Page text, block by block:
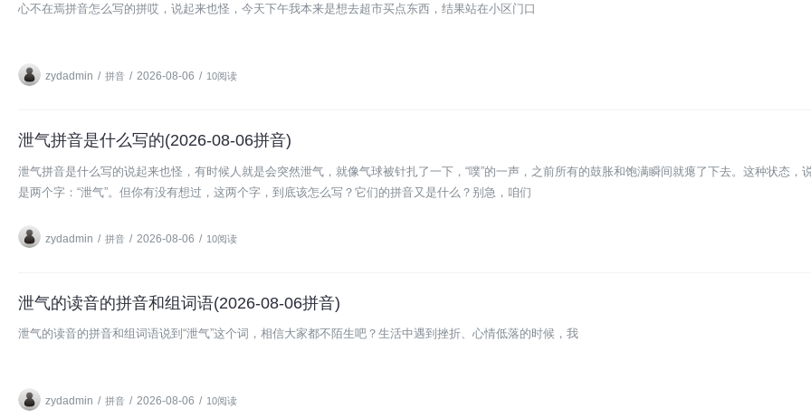
心不在焉拼音怎么写的拼哎，说起来也怪，今天下午我本来是想去超市买点东西，结果站在小区门口
zydadmin / 拼音 / 2026-08-06 / 10阅读
泄气拼音是什么写的(2026-08-06拼音)
泄气拼音是什么写的说起来也怪，有时候人就是会突然泄气，就像气球被针扎了一下，“噗”的一声，之前所有的鼓胀和饱满瞬间就瘪了下去。这种状态，
是两个字：“泄气”。但你有没有想过，这两个字，到底该怎么写？它们的拼音又是什么？别急，咱们
zydadmin / 拼音 / 2026-08-06 / 10阅读
泄气的读音的拼音和组词语(2026-08-06拼音)
泄气的读音的拼音和组词语说到“泄气”这个词，相信大家都不陌生吧？生活中遇到挫折、心情低落的时候，我
zydadmin / 拼音 / 2026-08-06 / 10阅读